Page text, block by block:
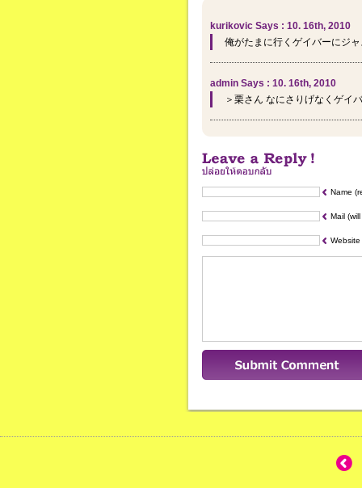
kurikovic Says : 10. 16th, 2010
俺がたまに行くゲイバーにジ
admin Says : 10. 16th, 2010
＞栗さん なにさりげなくゲイ
Name
Mail
Website